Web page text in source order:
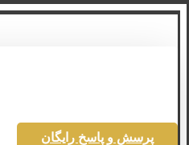
پرسش و پاسخ رایگان